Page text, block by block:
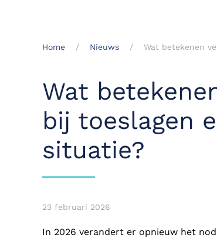
Home Nieuws Wat betekenen
Wat
bij toeslagen
situatie?
23 februari 2026
In 2026 verandert er opnieuw het